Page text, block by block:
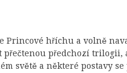
Princové hříchu a volně
přečtenou předchozí trilogii,
světě a některé postavy